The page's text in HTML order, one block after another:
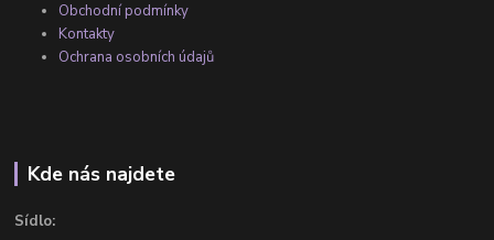
Obchodní podmínky
Kontakty
Ochrana osobních údajů
Kde nás najdete
Sídlo: